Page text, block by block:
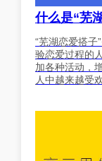
什么是“芜
“芜湖恋爱搭子
验恋爱过程的
加各种活动，
人中越来越受